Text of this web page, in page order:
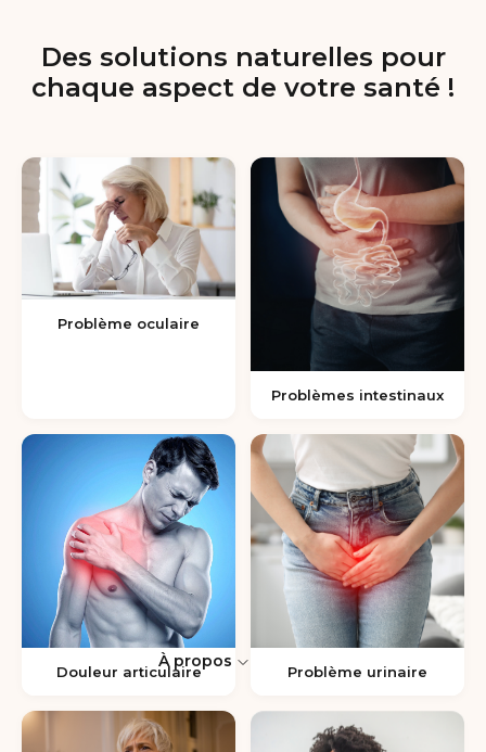
À propos
Des solutions naturelles pour
chaque aspect de votre santé !
Problème oculaire
Problèmes intestinaux
Douleur articulaire Problème urinaire